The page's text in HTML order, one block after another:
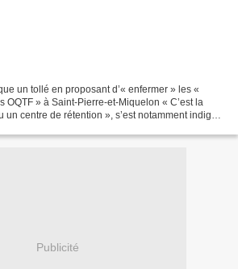
un tollé en proposant d’« enfermer » les «
OQTF » à Saint-Pierre-et-Miquelon « C’est la
centre de rétention », s’est notamment indigné
Publicité